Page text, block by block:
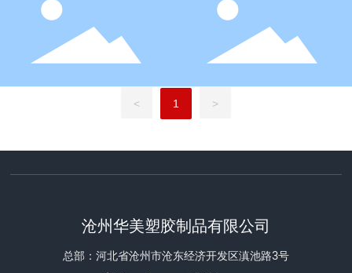
< 1 >
沧州华美塑胶制品有限公司
总部：河北省沧州市沧东经济开发区滇池路3号